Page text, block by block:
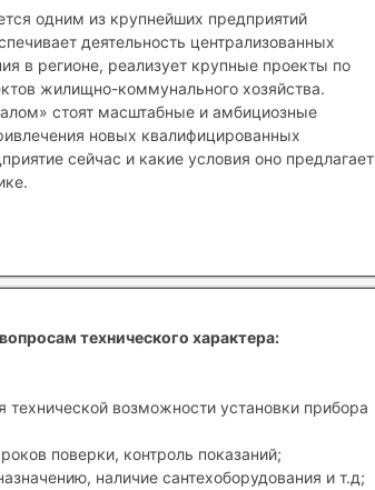
одним из крупнейших предприятий
деятельность централизованных
в регионе, реализует крупные проекты по
жилищно-коммунального хозяйства.
стоят масштабные и амбициозные
новых квалифицированных
сейчас и какие условия оно предлагает
технического характера:
технической возможности установки прибора
поверки, контроль показаний;
наличие сантехоборудования и т.д;